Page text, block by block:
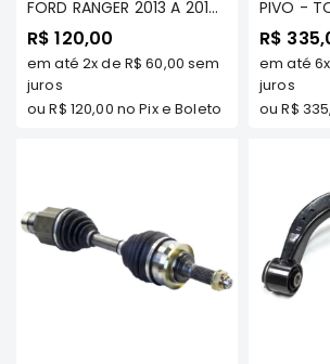
Honda
BMW
SUZUKI
FORD
FORD RANGER 2013 A 2018
TDS MODELOS - COFAP
R$ 120,00
em até 2xde R$ 60,00 sem
juros
ouR$ 120,00 no Pix e Boleto
PIVO -
SW4
R$
em até 6x
juros
ouR$